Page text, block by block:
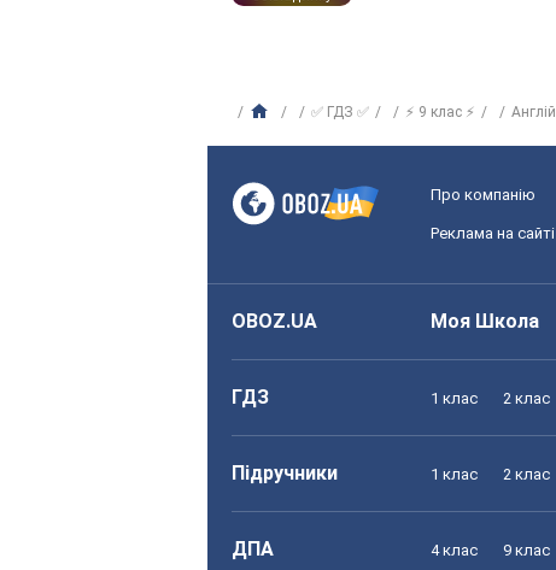
✅ ГДЗ ✅ ⚡ 9 клас ⚡
Про компанію
Реклама на сайті
OBOZ.UA Моя Школа
ГДЗ 1 клас 2 клас
Підручники 1 клас 2 клас
ДПА 4 клас 9 клас